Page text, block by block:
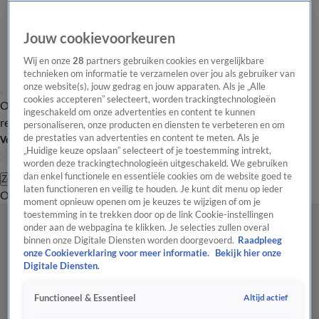
Overzicht Laatste nieuws Regionieuws Het beste van Hart
Tip de
redactie
Volg Hart van Nederland
Zoeken
OverzichtRegioUitzendingenWeerTip de redactiePanelVideo's
Jouw cookievoorkeuren
Wij en onze28 partners gebruiken cookies en vergelijkbare
technieken om informatie te verzamelen over jou als gebruiker van
onze website(s), jouw gedrag en jouw apparaten. Als je „Alle
cookies accepteren” selecteert, worden trackingtechnologieën
ingeschakeld om onze advertenties en content te kunnen
personaliseren, onze producten en diensten te verbeteren en om
de prestaties van advertenties en content te meten. Als je
„Huidige keuze opslaan” selecteert of je toestemming intrekt,
worden deze trackingtechnologieën uitgeschakeld. We gebruiken
dan enkel functionele en essentiële cookies om de website goed te
laten functioneren en veilig te houden. Je kunt dit menu op ieder
moment opnieuw openen om je keuzes te wijzigen of om je
toestemming in te trekken door op de link Cookie-instellingen
onder aan de webpagina te klikken. Je selecties zullen overal
binnen onze Digitale Diensten worden doorgevoerd. Raadpleeg
onze Cookieverklaring voor meer informatie.
Bekijk hier onze
Digitale Diensten.
Functioneel & Essentieel Altijd actief